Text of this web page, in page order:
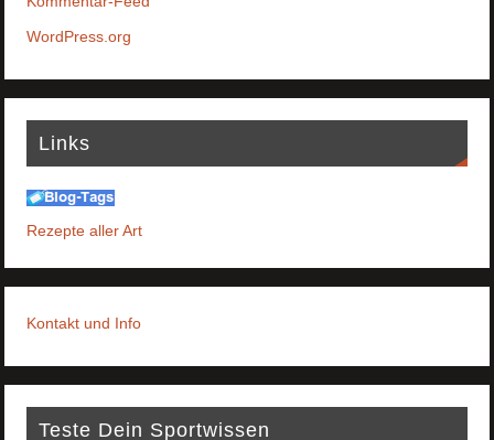
WordPress.org
Links
Rezepte aller Art
Kontakt und Info
Teste Dein Sportwissen